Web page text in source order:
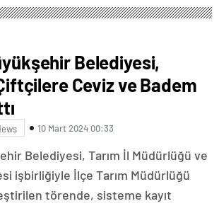
Belediyesi,
Çiftçilere Ceviz ve Badem
10 Mart 2024 00:33
Belediyesi, Tarım İl Müdürlüğü ve
işbirliğiyle İlçe Tarım Müdürlüğü
törende, sisteme kayıt